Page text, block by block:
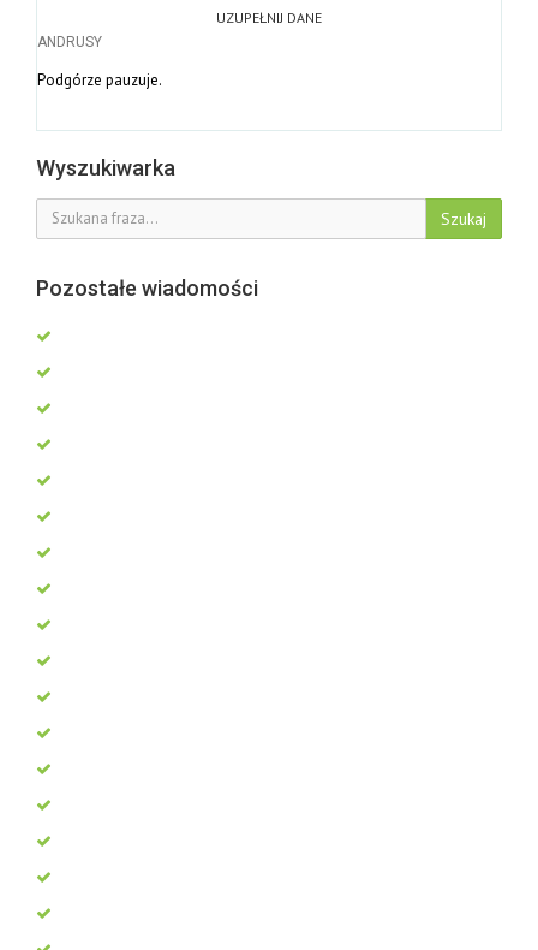
UZUPEŁNIJ DANE
ANDRUSY
Podgórze pauzuje.
Wyszukiwarka
Szukaj
Pozostałe wiadomości